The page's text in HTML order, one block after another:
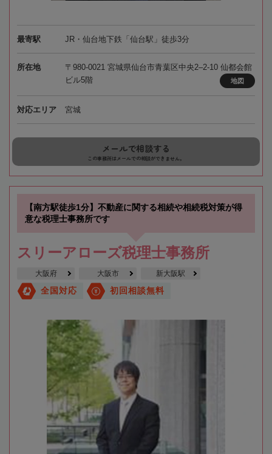
最寄駅 JR・仙台地下鉄「仙台駅」徒歩3分
所在地
〒980-0021 宮城県仙台市青葉区中央2–2-10 仙都会館
ビル5階
地図
対応エリア 宮城
メールで相談する
この事務所はメールでの相談ができません。
【南方駅徒歩1分】不動産に関する相続や相続税対策が得
意な税理士事務所です
スリーアローズ税理士事務所
大阪府 大阪市 新大阪駅
全国対応 初回相談無料